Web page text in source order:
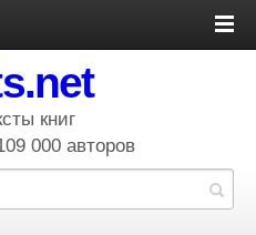
книг
000 авторов